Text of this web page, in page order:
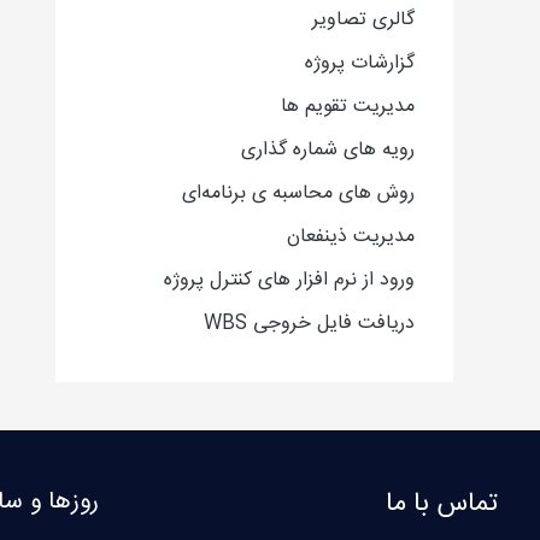
گالری تصاویر
گزارشات پروژه
مدیریت تقویم ها
رویه های شماره گذاری
روش های محاسبه ی برنامه‌ای
مدیریت ذینفعان
ورود از نرم افزار های کنترل پروژه
دریافت فایل خروجی WBS
تماس با ما روزها و